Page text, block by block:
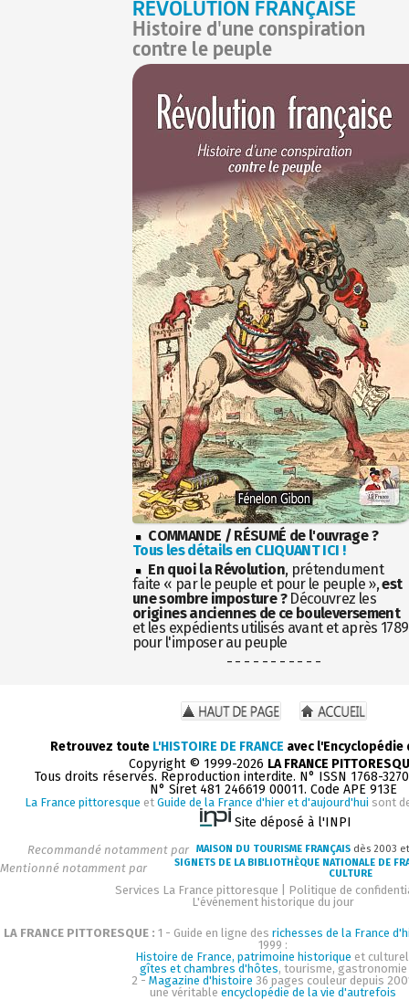
RÉVOLUTION FRANÇAISE
Histoire d'une conspiration
contre le peuple
COMMANDE / RÉSUMÉ de l'ouvrage ?
Tous les détails en CLIQUANT ICI !
En quoi la Révolution, prétendument
faite « par le peuple et pour le peuple »,est
une sombre imposture ?Découvrez les
origines anciennes de ce bouleversement
et les expédients utilisés avant et après 1789
pour l'imposer au peuple
- - - - - - - - - - -
Retrouvez toute L'HISTOIRE DE FRANCE avec
Copyright © 1999-2026 LA FRANCE
Tous droits réservés. Reproduction interdite. N° ISSN 1768-
N° Siret 481 246619 00011. Code APE 913E
La France pittoresque et Guide de la France d'hier et d'aujourd'hui sont
Site déposé à l'INPI
Recommandé notamment par MAISON DU TOURISME FRANÇAIS dès 2003
Mentionné notamment par
SIGNETS DE LA BIBLIOTHÈQUE NATIONALE DE
CULTURE
Services La France pittoresque
Politique de
L'événement historique du jour
LA FRANCE PITTORESQUE : 1 - Guide en ligne des richesses de la France
1999 :
Histoire de France, patrimoine historique et
gîtes et chambres d'hôtes, tourisme, gastronomie
2 - Magazine d'histoire 36 pages couleur depuis
une véritableencyclopédie de la vie d'autrefois